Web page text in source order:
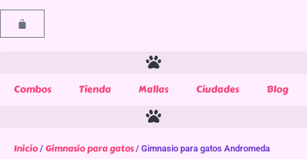
Combos Tienda Mallas Ciudades Blog
Inicio/ Gimnasio para gatos/ Gimnasio para gatos Andromeda